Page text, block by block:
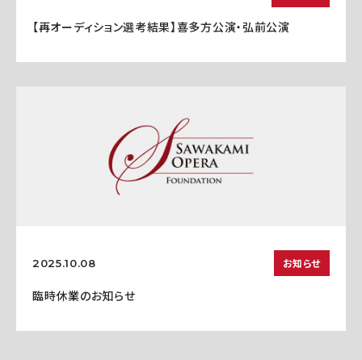
【再オーディション選考結果】喜多方公演・弘前公演
2025.10.08 お知らせ
臨時休業のお知らせ